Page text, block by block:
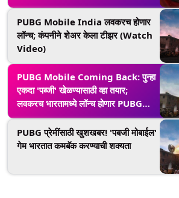
PUBG Mobile India लवकरच होणार
लॉन्च; कंपनीने शेअर केला टीझर (Watch
Video)
PUBG Mobile Coming Back: पुन्हा
एकदा 'पब्जी' खेळण्यासाठी व्हा तयार;
लवकरच भारतामध्ये लॉन्च होणार PUBG
Mobile India
PUBG प्रेमींसाठी खुशखबर! 'पबजी मोबाईल'
गेम भारतात कमबॅक करण्याची शक्यता